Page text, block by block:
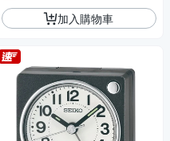
加入購物車